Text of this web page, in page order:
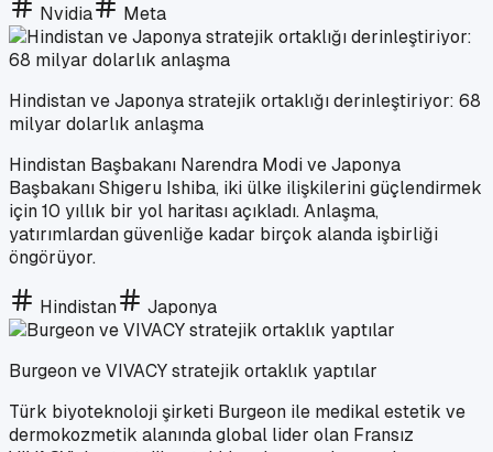
Nvidia Meta
Hindistan ve Japonya stratejik ortaklığı derinleştiriyor: 68
milyar dolarlık anlaşma
Hindistan Başbakanı Narendra Modi ve Japonya
Başbakanı Shigeru Ishiba, iki ülke ilişkilerini güçlendirmek
için 10 yıllık bir yol haritası açıkladı. Anlaşma,
yatırımlardan güvenliğe kadar birçok alanda işbirliği
öngörüyor.
Hindistan Japonya
Burgeon ve VIVACY stratejik ortaklık yaptılar
Türk biyoteknoloji şirketi Burgeon ile medikal estetik ve
dermokozmetik alanında global lider olan Fransız